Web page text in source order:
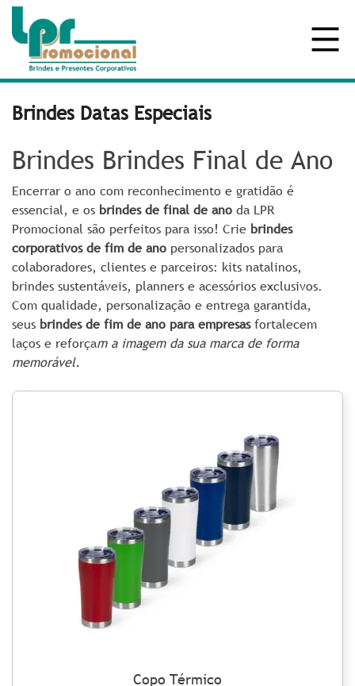
Brindes Datas Especiais
Brindes Brindes Final de Ano
Encerrar o ano com reconhecimento e gratidão é
essencial, e os brindes de final de ano da LPR
Promocional são perfeitos para isso! Crie brindes
corporativos de fim de ano personalizados para
colaboradores, clientes e parceiros: kits natalinos,
brindes sustentáveis, planners e acessórios exclusivos.
Com qualidade, personalização e entrega garantida,
seus brindes de fim de ano para empresasfortalecem
laços e reforçam a imagem da sua marca de forma
memorável.
Copo Térmico